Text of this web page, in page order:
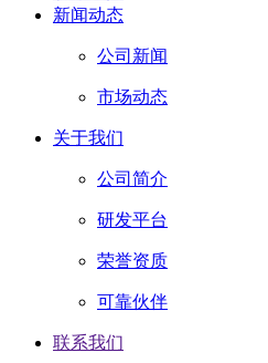
新闻动态
公司新闻
市场动态
关于我们
公司简介
研发平台
荣誉资质
可靠伙伴
联系我们